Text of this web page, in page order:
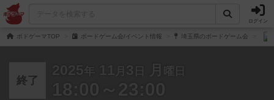
ログイン
ボドゲーマTOP ボードゲーム会/イベント情報 埼玉県のボードゲーム会
終了
2025 年 11 月 3 日 月 曜日
18:00～23:00